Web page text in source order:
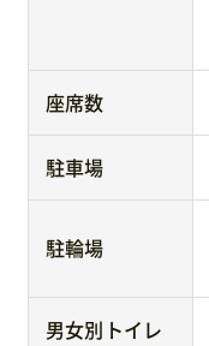
座席数
駐車場
駐輪場
男女別トイレ